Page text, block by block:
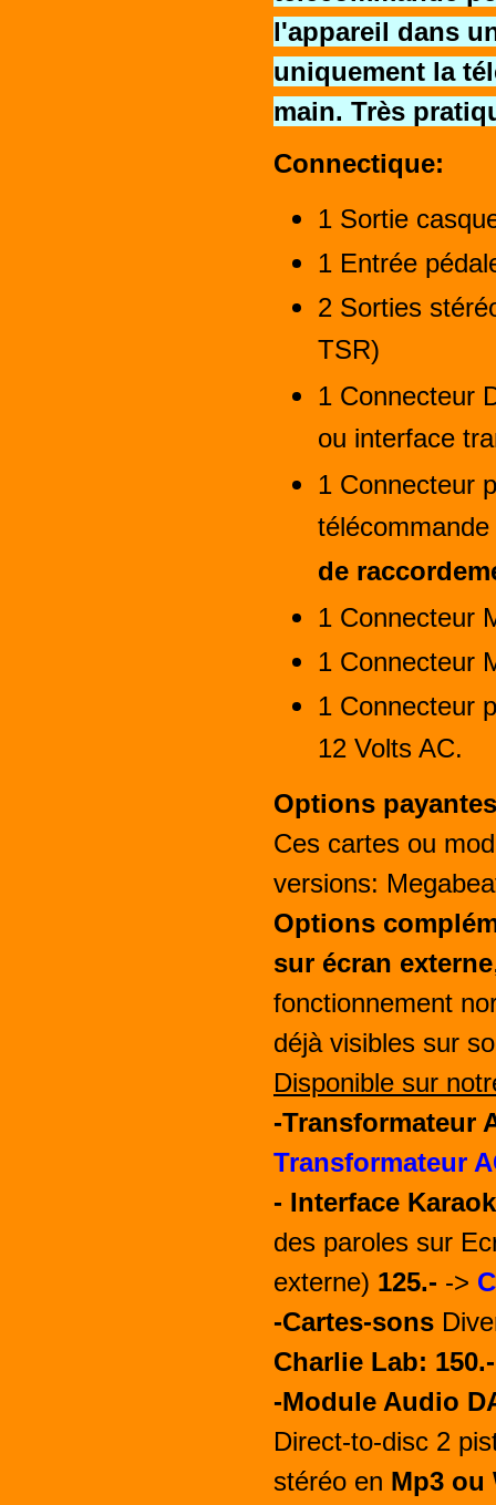
l'appareil dans
uniquement la
main. Très
Connectique:
1 Sortie
1 Entrée
2 Sorties
TSR)
1 Connecteur
ou interface
1 Connecteur
de
1 Connecteur
1 Connecteur
1 Connecteur
12 Volts AC.
Options payantes
Ces cartes ou
versions:
Options
sur écran externe
fonctionnement
déjà visibles sur
Disponible sur
-Transformateur
Transformateur
- Interface
des paroles sur
externe) 125.- ->
-Cartes-sons
Charlie Lab: 150.-
-Module Audio
Direct-to-disc 2
stéréo en Mp3 ou